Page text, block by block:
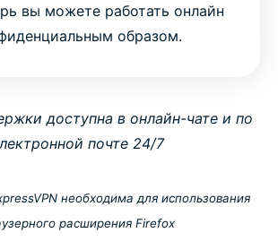
вы можете работать онлайн
образом.
доступна в онлайн-чате и по
почте 24/7
необходима для использования
расширения Firefox